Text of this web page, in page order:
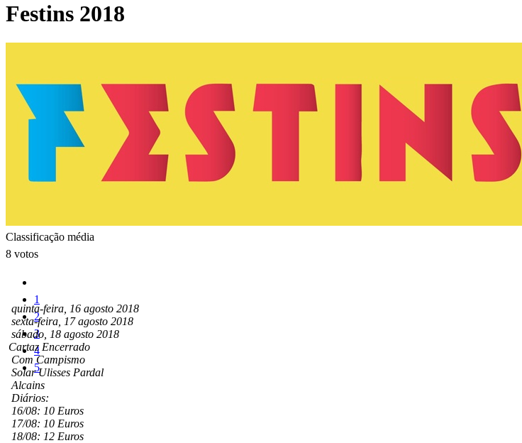
Festins 2018
Classificação média
8 votos
1
2
3
4
5
quinta-feira, 16 agosto 2018
sexta-feira, 17 agosto 2018
sábado, 18 agosto 2018
Cartaz Encerrado
Com Campismo
Solar Ulisses Pardal
Alcains
Diários:
16/08: 10 Euros
17/08: 10 Euros
18/08: 12 Euros